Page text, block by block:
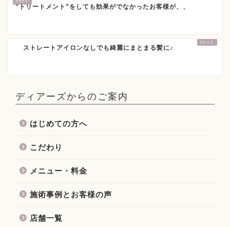
”トリートメント”をしても効果がでなかったお客様が、、
ストレートアイロンなしでも綺麗にまとまる髪に♪
ディアーズからのご案内
はじめての方へ
こだわり
メニュー・料金
施術事例とお客様の声
店舗一覧